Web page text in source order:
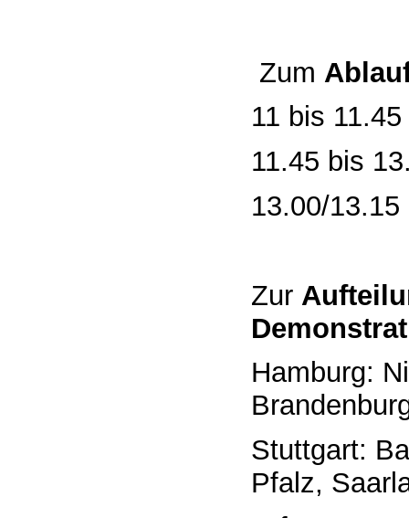
Zum
11 bis
11.45 bis
13.00/
Zur
Hamburg:
Stuttgart:
Pfalz,